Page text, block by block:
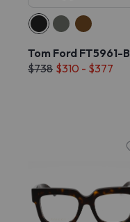
Tom Ford FT5961-B
$738 $310 - $377